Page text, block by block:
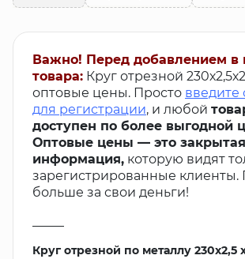
Важно! Перед добавлением в
товара: Круг отрезной
оптовые цены. Просто введите
для регистрации, и любой
доступен по более выгодной
Оптовые цены — это закрытая
информация, которую видят
зарегистрированные клиенты.
больше за свои деньги!
Круг отрезной по металлу 230х2,5